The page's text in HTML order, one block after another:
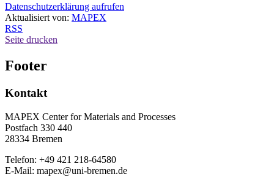
Datenschutzerklärung aufrufen
Aktualisiert von: MAPEX
RSS
Seite drucken
Footer
Kontakt
MAPEX Center for Materials and Processes
Postfach 330 440
28334 Bremen
Telefon: +49 421 218-64580
E-Mail: mapex@uni-bremen.de